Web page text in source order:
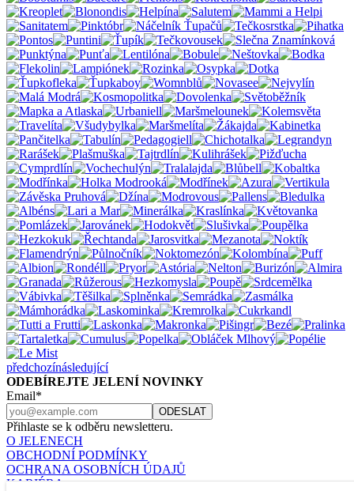
předchozínásledující
ODEBÍREJTE JELENÍ NOVINKY
Email*
Přihlaste se k odběru newsletteru.
O JELENECH
OBCHODNÍ PODMÍNKY
OCHRANA OSOBNÍCH ÚDAJŮ
KARIÉRA